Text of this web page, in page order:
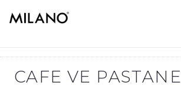
CAFE VE PASTANE